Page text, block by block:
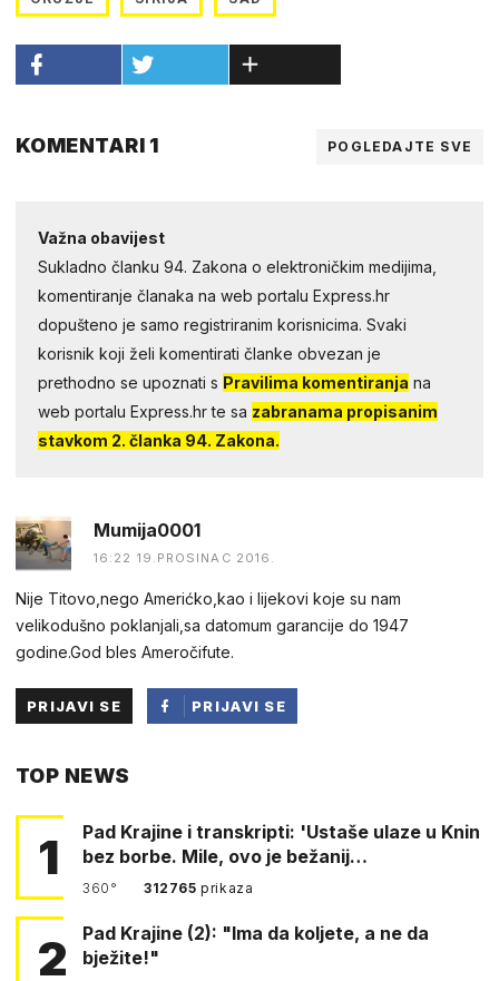
KOMENTARI 1 POGLEDAJTE SVE
Važna obavijest
Sukladno članku 94. Zakona o elektroničkim medijima,
komentiranje članaka na web portalu Express.hr
dopušteno je samo registriranim korisnicima. Svaki
korisnik koji želi komentirati članke obvezan je
prethodno se upoznati s Pravilima komentiranja na
web portalu Express.hr te sa zabranama propisanim
stavkom 2. članka 94. Zakona.
Mumija0001
16:22 19.PROSINAC 2016.
Nije Titovo,nego Amerićko,kao i lijekovi koje su nam
velikodušno poklanjali,sa datomum garancije do 1947
godine.God bles Ameročifute.
PRIJAVI SE
PRIJAVI SE
TOP NEWS
1
Pad Krajine i transkripti: 'Ustaše ulaze u Knin
bez borbe. Mile, ovo je bežanij…
360° 312765prikaza
2
Pad Krajine (2): "Ima da koljete, a ne da
bježite!"